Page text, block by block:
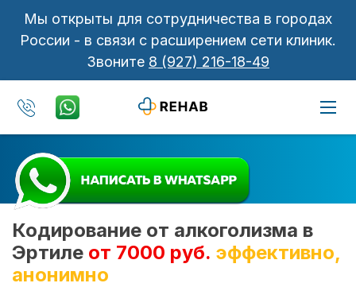
Мы открыты для сотрудничества в городах
России - в связи с расширением сети клиник.
Звоните 8 (927) 216-18-49
Кодирование от алкоголизма в
Эртиле от 7000 руб. эффективно,
анонимно